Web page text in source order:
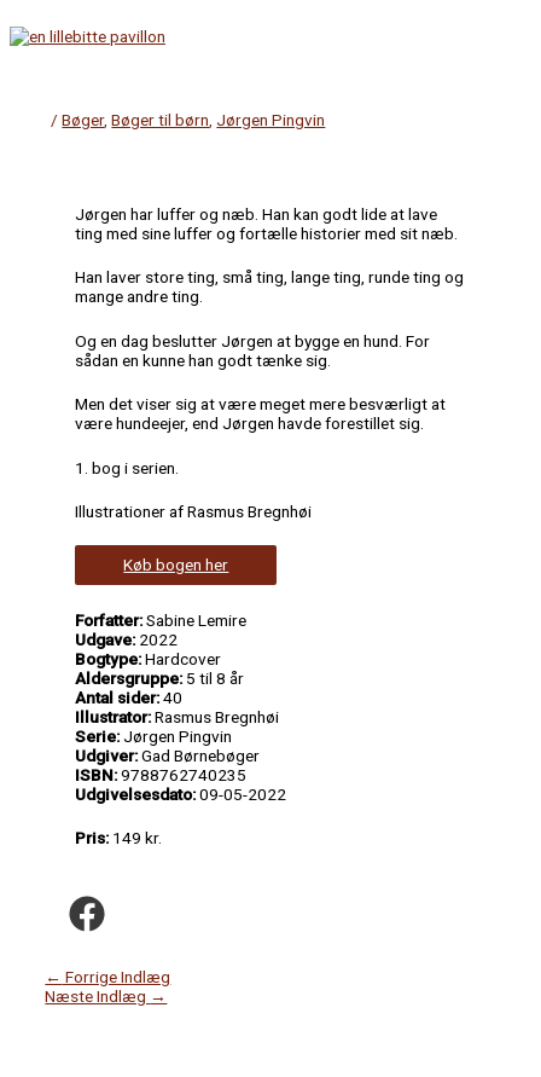
til
/Bøger,Bøger til børn, Jørgen Pingvin
Jørgen har luffer og næb. Han kan godt lide at lave
ting med sine luffer og fortælle historier med sit næb.
Han laver store ting, små ting, lange ting, runde ting og
mange andre ting.
Og en dag beslutter Jørgen at bygge en hund. For
sådan en kunne han godt tænke sig.
Men det viser sig at være meget mere besværligt at
være hundeejer, end Jørgen havde forestillet sig.
1. bog i serien.
Illustrationer af Rasmus Bregnhøi
Køb bogen her
Forfatter:Sabine Lemire
Udgave:2022
Bogtype:Hardcover
Aldersgruppe:5 til 8 år
Antal sider:40
Illustrator:Rasmus Bregnhøi
Serie:Jørgen Pingvin
Udgiver:Gad Børnebøger
ISBN:9788762740235
Udgivelsesdato:09-05-2022
Pris:149 kr.
← Forrige Indlæg
Næste Indlæg →